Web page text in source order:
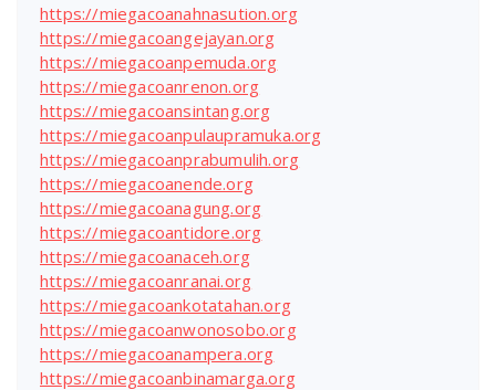
https://miegacoanahnasution.org
https://miegacoangejayan.org
https://miegacoanpemuda.org
https://miegacoanrenon.org
https://miegacoansintang.org
https://miegacoanpulaupramuka.org
https://miegacoanprabumulih.org
https://miegacoanende.org
https://miegacoanagung.org
https://miegacoantidore.org
https://miegacoanaceh.org
https://miegacoanranai.org
https://miegacoankotatahan.org
https://miegacoanwonosobo.org
https://miegacoanampera.org
https://miegacoanbinamarga.org